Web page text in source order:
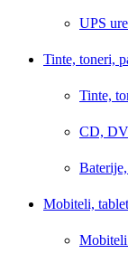
UPS
Tinte, toneri,
Tinte,
CD,
Mobiteli,